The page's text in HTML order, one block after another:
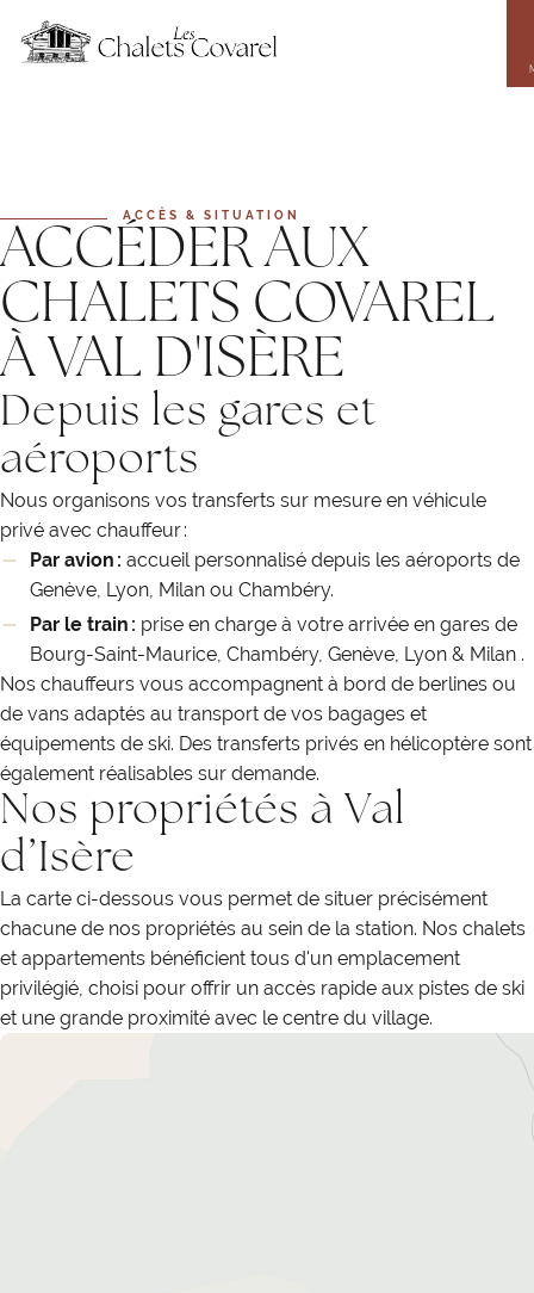
contenu
principal
ACCÈS & SITUATION
ACCÉDER AUX
CHALETS COVAREL
À VAL D'ISÈRE
Depuis les gares et
aéroports
Nous organisons vos transferts sur mesure en véhicule
privé avec chauffeur :
Par avion : accueil personnalisé depuis les aéroports de
Genève, Lyon, Milan ou Chambéry.
Par le train : prise en charge à votre arrivée en gares de
Bourg-Saint-Maurice, Chambéry, Genève, Lyon & Milan .
Nos chauffeurs vous accompagnent à bord de berlines ou
de vans adaptés au transport de vos bagages et
équipements de ski. Des transferts privés en hélicoptère sont
également réalisables sur demande.
Nos propriétés à Val
d’Isère
La carte ci-dessous vous permet de situer précisément
chacune de nos propriétés au sein de la station. Nos chalets
et appartements bénéficient tous d'un emplacement
privilégié, choisi pour offrir un accès rapide aux pistes de ski
et une grande proximité avec le centre du village.